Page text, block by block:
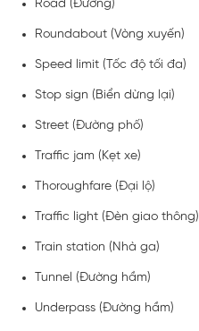
Road (Đường)
Roundabout (Vòng xuyến)
Speed limit (Tốc độ tối đa)
Stop sign (Biển dừng lại)
Street (Đường phố)
Traffic jam (Kẹt xe)
Thoroughfare (Đại lộ)
Traffic light (Đèn giao thông)
Train station (Nhà ga)
Tunnel (Đường hầm)
Underpass (Đường hầm)